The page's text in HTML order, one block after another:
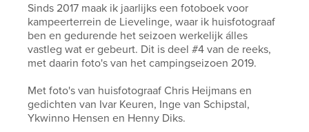
Sinds 2017 maak ik jaarlijks een fotoboek voor
kampeerterrein de Lievelinge, waar ik huisfotograaf
ben en gedurende het seizoen werkelijk álles
vastleg wat er gebeurt. Dit is deel #4 van de reeks,
met daarin foto's van het campingseizoen 2019.
Met foto's van huisfotograaf Chris Heijmans en
gedichten van Ivar Keuren, Inge van Schipstal,
Ykwinno Hensen en Henny Diks.